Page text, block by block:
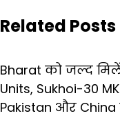
Related Posts
Bharat को जल्द
Units, Sukhoi-30
Pakistan और China